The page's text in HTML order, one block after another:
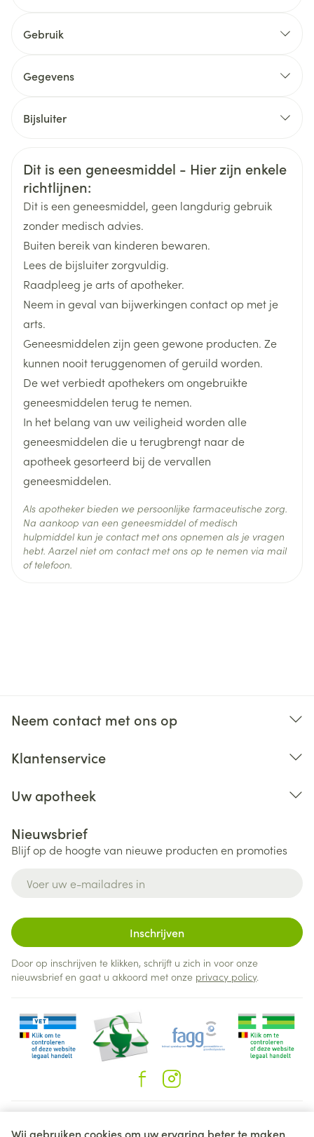
Wij gebruiken cookies om uw ervaring beter te maken.
Gebruik
Gegevens
Merken
Breedte 68 mm
Lengte
Diepte 50 mm
Ingrediënten
perindopril tosylaat
Behoud Kamertemperatuur (15°C - 25°C)
Bijsluiter
Veiligheidsinformatie
Dit is een geneesmiddel - Hier zijn enkele
richtlijnen:
Dit is een geneesmiddel, geen langdurig gebruik
zonder medisch advies.
Buiten bereik van kinderen bewaren.
Lees de bijsluiter zorgvuldig.
Raadpleeg je arts of apotheker.
Neem in geval van bijwerkingen contact op met je
arts.
Geneesmiddelen zijn geen gewone producten. Ze
kunnen nooit teruggenomen of geruild worden.
De wet verbiedt apothekers om ongebruikte
geneesmiddelen terug te nemen.
In het belang van uw veiligheid worden alle
geneesmiddelen die u terugbrengt naar de
apotheek gesorteerd bij de vervallen
geneesmiddelen.
Als apotheker bieden we persoonlijke farmaceutische zorg.
Na aankoop van een geneesmiddel of medisch
hulpmiddel kun je contact met ons opnemen als je vragen
hebt. Aarzel niet om contact met ons op te nemen via mail
of telefoon.
Neem contact met ons op
Klantenservice
Uw apotheek
Nieuwsbrief
Blijf op de hoogte van nieuwe producten en promoties
Inschrijven
Door op inschrijven te klikken, schrijft u zich in voor onze
nieuwsbrief en gaat u akkoord met onze privacy policy.
Juridische links